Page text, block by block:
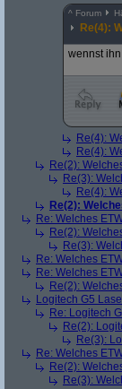
^ Forum
Re(4):
wennst
Re(4):
Re(4):
Re(2):
Re(3):
Re(4):
Re(2):
Re: Welches
Re(2):
Re(3):
Re: Welches
Re: Welches
Re(2):
Logitech G5
Re: Logitech
Re(2):
Re(3):
Re: Welches
Re(2):
Re(3):